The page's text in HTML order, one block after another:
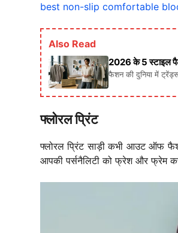
best non-slip comfortable
Also Read
2026 के 5 स्टाइल
फैशन की दुनिया में
फ्लोरल प्रिंट
फ्लोरल प्रिंट साड़ी कभी आउट ऑफ
आपकी पर्सनैलिटी को फ्रेश और फ्रेम